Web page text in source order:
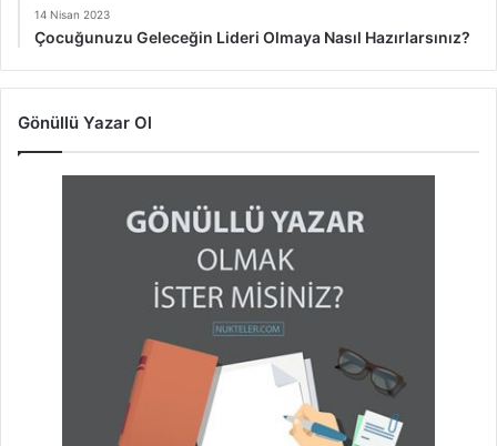
14 Nisan 2023
Çocuğunuzu Geleceğin Lideri Olmaya Nasıl Hazırlarsınız?
Gönüllü Yazar Ol